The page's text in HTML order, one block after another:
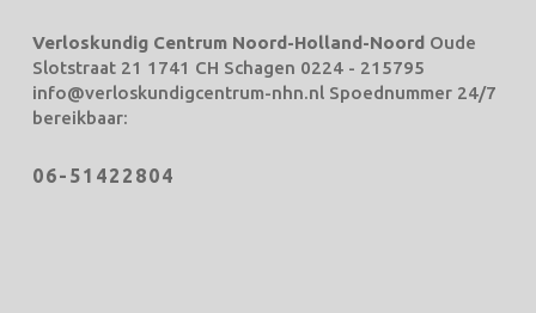
Verloskundig Centrum Noord-Holland-Noord Oude
Slotstraat 21 1741 CH Schagen 0224 - 215795
info@verloskundigcentrum-nhn.nlSpoednummer 24/7
bereikbaar:
06-51422804